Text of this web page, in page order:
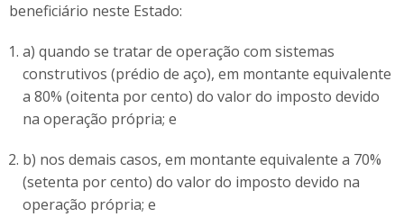
beneficiário neste Estado:
a) quando se tratar de operação com sistemas
construtivos (prédio de aço), em montante equivalente
a 80% (oitenta por cento) do valor do imposto devido
na operação própria; e
b) nos demais casos, em montante equivalente a 70%
(setenta por cento) do valor do imposto devido na
operação própria; e